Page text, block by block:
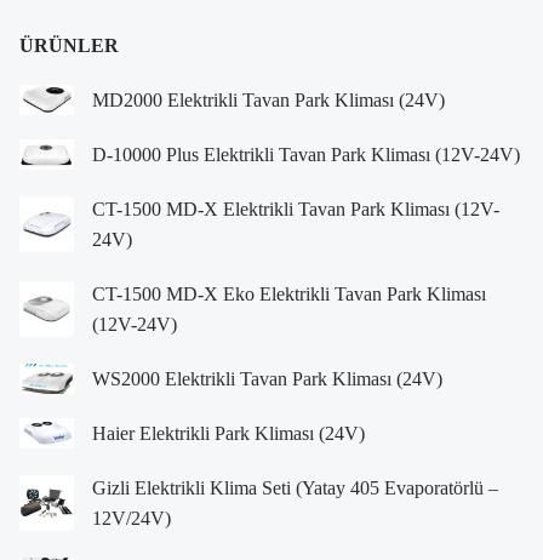
ÜRÜNLER
MD2000 Elektrikli Tavan Park Kliması (24V)
D-10000 Plus Elektrikli Tavan Park Kliması (12V-24V)
CT-1500 MD-X Elektrikli Tavan Park Kliması (12V-
24V)
CT-1500 MD-X Eko Elektrikli Tavan Park Kliması
(12V-24V)
WS2000 Elektrikli Tavan Park Kliması (24V)
Haier Elektrikli Park Kliması (24V)
Gizli Elektrikli Klima Seti (Yatay 405 Evaporatörlü –
12V/24V)